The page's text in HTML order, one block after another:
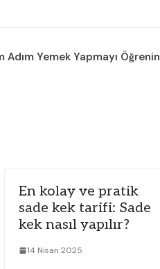
Adım Yemek Yapmayı Öğrenin
En kolay ve pratik
sade kek tarifi: Sade
kek nasıl yapılır?
14 Nisan 2025